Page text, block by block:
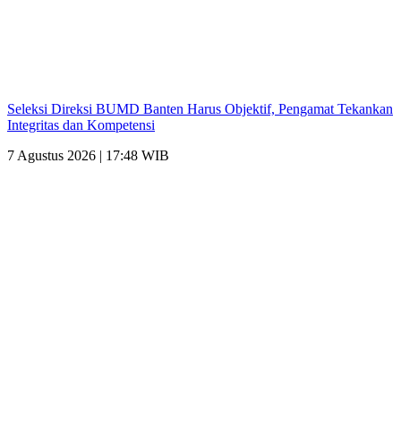
Seleksi Direksi BUMD Banten Harus Objektif, Pengamat Tekankan
Integritas dan Kompetensi
7 Agustus 2026 | 17:48 WIB